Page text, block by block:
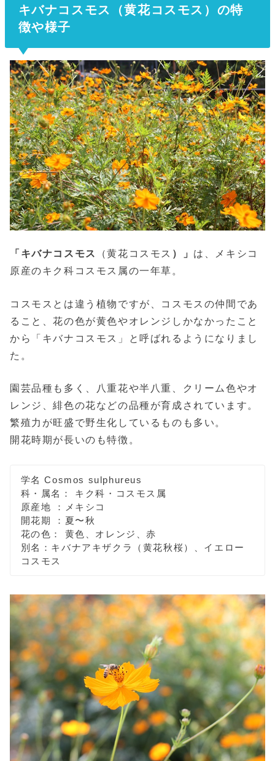
キバナコスモス（黄花コスモス）の特
徴や様子
「キバナコスモス （黄花コスモス ）」 は、メキシコ
原産のキク科コスモス属の一年草。
コスモスとは違う植物ですが、コスモスの仲間であ
ること、花の色が黄色やオレンジしかなかったこと
から「キバナコスモス」と呼ばれるようになりまし
た。
園芸品種も多く、八重花や半八重、クリーム色やオ
レンジ、緋色の花などの品種が育成されています。
繁殖力が旺盛で野生化しているものも多い。
開花時期が長いのも特徴。
学名 Cosmos sulphureus
科・属名： キク科・コスモス属
原産地 ：メキシコ
開花期 ：夏〜秋
花の色： 黄色、オレンジ、赤
別名：キバナアキザクラ（黄花秋桜）、イエロー
コスモス